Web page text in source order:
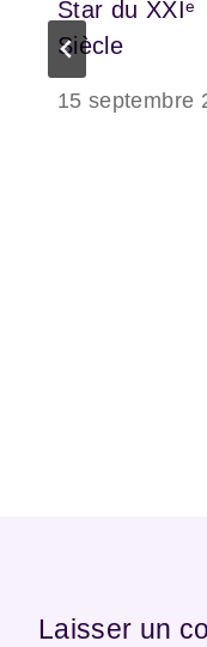
Star du XXIᵉ
Siècle
15 septembre
Laisser un